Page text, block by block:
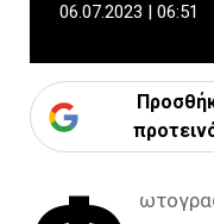
06.07.2023 | 06:51